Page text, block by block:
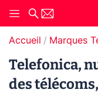
Accueil Marques
Telefonica,
des